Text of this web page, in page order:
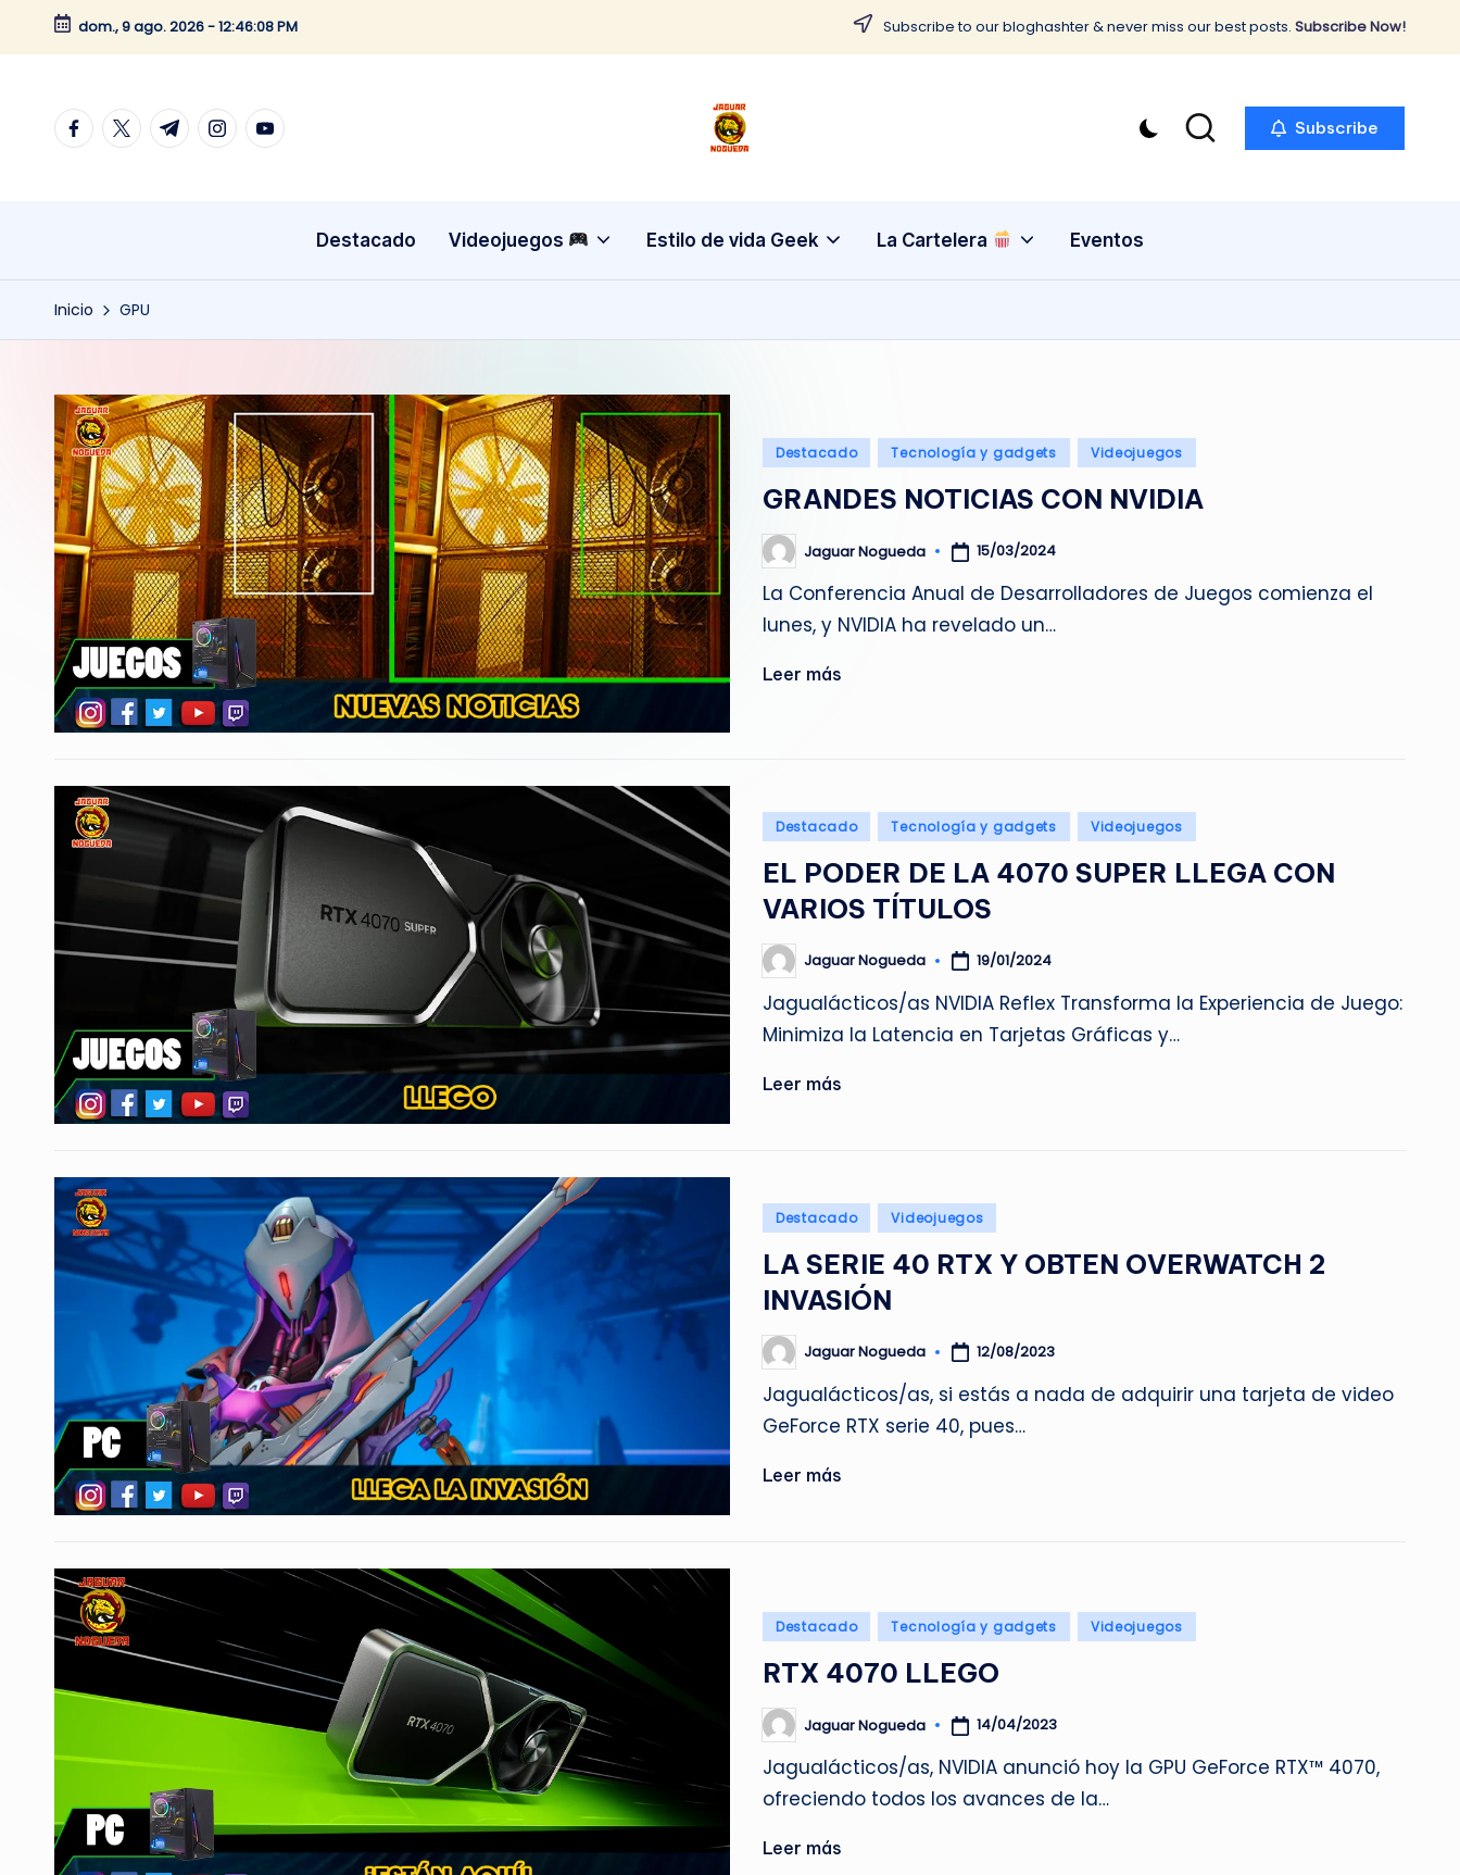
Saltar
contenido
dom., 9 ago. 2026-12:46:09 PM Subscribe to our bloghashter & never miss our best posts. Subscribe Now!
facebook.com
twitter.com
t.me instagram.com
youtube.com
J
g
u
a
u
e
CONTENIDO
Subscribe
Destacado Videojuegos Estilo de vida Geek La Cartelera Eventos
Inicio GPU
Publicado
Destacado Tecnología y gadgets Videojuegos
GRANDES NOTICIAS CON NVIDIA
Publicado
por
Jaguar Nogueda 15/03/2024
La Conferencia Anual de Desarrolladores de Juegos comienza el
lunes, y NVIDIA ha revelado un…
Leer más
Publicado
Destacado Tecnología y gadgets Videojuegos
EL PODER DE LA 4070 SUPER LLEGA CON
VARIOS TÍTULOS
Publicado
por
Jaguar Nogueda 19/01/2024
Jagualácticos/as NVIDIA Reflex Transforma la Experiencia de Juego:
Minimiza la Latencia en Tarjetas Gráficas y…
Leer más
Publicado
Destacado Videojuegos
LA SERIE 40 RTX Y OBTEN OVERWATCH 2
INVASIÓN
Publicado
por
Jaguar Nogueda 12/08/2023
Jagualácticos/as, si estás a nada de adquirir una tarjeta de video
GeForce RTX serie 40, pues…
Leer más
Publicado
Destacado Tecnología y gadgets Videojuegos
RTX 4070 LLEGO
Publicado
por
Jaguar Nogueda 14/04/2023
Jagualácticos/as, NVIDIA anunció hoy la GPU GeForce RTX™ 4070,
ofreciendo todos los avances de la…
Leer más